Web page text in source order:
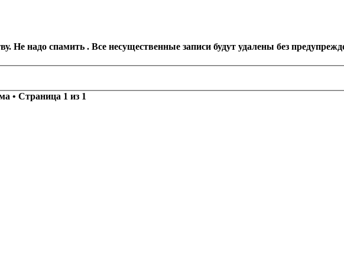
Не надо спамить . Все несущественные записи будут удалены без
• Страница 1 из 1